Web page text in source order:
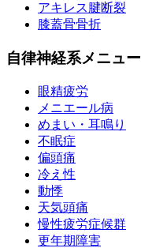
アキレス腱断裂
膝蓋骨骨折
自律神経系メニュー
眼精疲労
メニエール病
めまい・耳鳴り
不眠症
偏頭痛
冷え性
動悸
天気頭痛
慢性疲労症候群
更年期障害